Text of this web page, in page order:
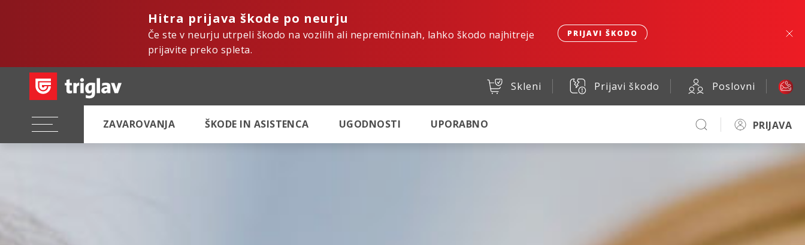
Hitra prijava škode po neurju
Če ste v neurju utrpeli škodo na vozilih ali nepremičninah, lahko škodo najhitreje
prijavite preko spleta.
PRIJAVI ŠKODO
Skleni Prijavi škodo Poslovni
ZAVAROVANJA ŠKODE IN ASISTENCA UGODNOSTI UPORABNO PRIJAVA